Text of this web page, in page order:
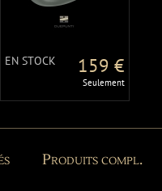
EN STOCK 159 €
Seulement
Produits compl.